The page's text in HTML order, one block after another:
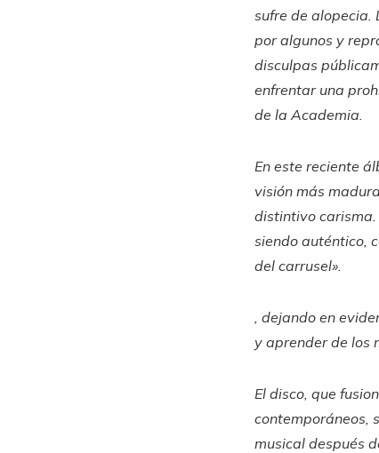
sufre de alopecia.
por algunos y
disculpas
enfrentar una
de la Academia.
En este reciente
visión más
distintivo carisma.
siendo auténtico,
del carrusel».
, dejando en
y aprender de los
El disco, que
contemporáneos,
musical después